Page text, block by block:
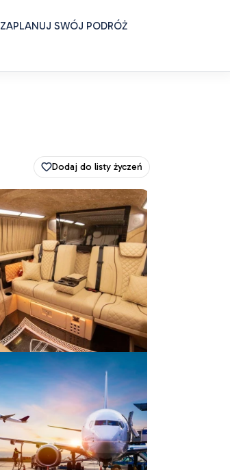
ZAPLANUJ SWÓJ PODRÓŻ
Dodaj do listy życzeń